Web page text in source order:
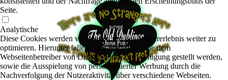
Seite.
Analytische
Diese Cookies werden verwendet, um das Nutzererlebnis weiter zu
optimieren. Hierunter fallen auch Statistiken, die dem
Webseitenbetreiber von Drittanbietern zur Verfügung gestellt werden,
sowie die Ausspielung von personalisierter Werbung durch die
Nachverfolgung der Nutzeraktivität über verschiedene Webseiten.